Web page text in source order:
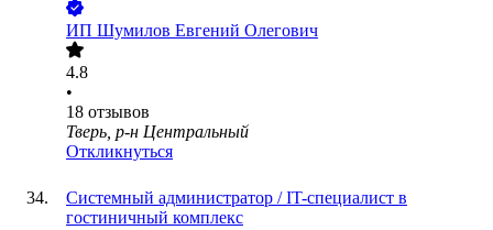
ИП Шумилов Евгений Олегович
4.8
•
18 отзывов
Тверь, р-н Центральный
Откликнуться
Системный администратор / IT-специалист в
гостиничный комплекс